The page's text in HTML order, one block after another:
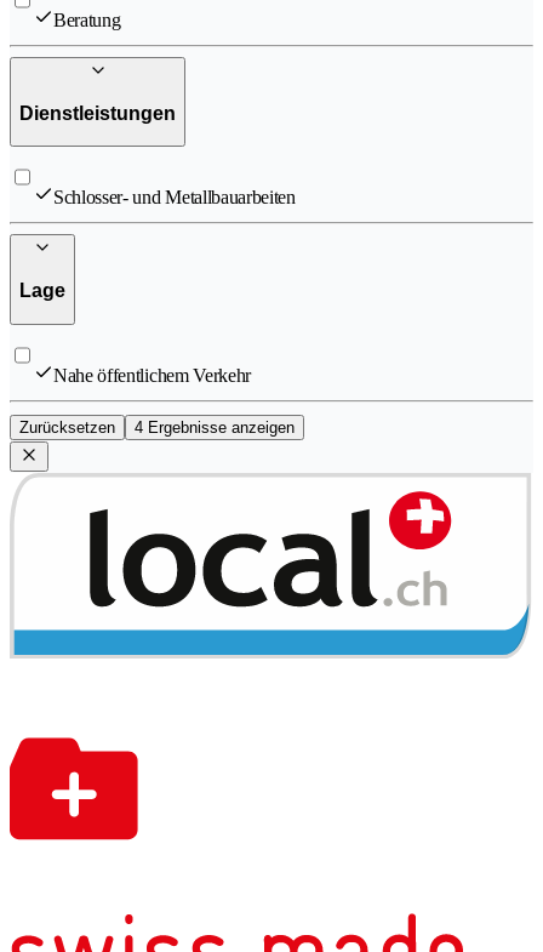
Beratung
Dienstleistungen
Schlosser- und Metallbauarbeiten
Lage
Nahe öffentlichem Verkehr
Zurücksetzen 4 Ergebnisse anzeigen